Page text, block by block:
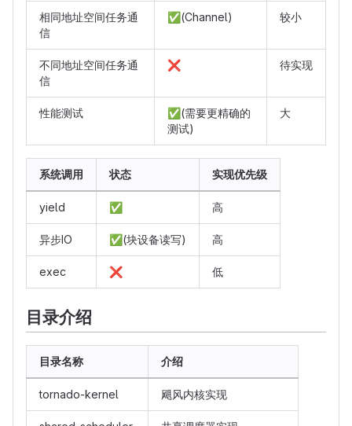
相同地址空间任务通
信
✅(Channel) 较小
不同地址空间任务通
信
❌ 待实现
性能测试 ✅(需要更精确的
测试)
大
系统调用 状态 实现优先级
yield ✅ 高
异步IO ✅(块设备读写) 高
exec ❌ 低
目录介绍
目录名称 介绍
tornado-kernel 飓风内核实现